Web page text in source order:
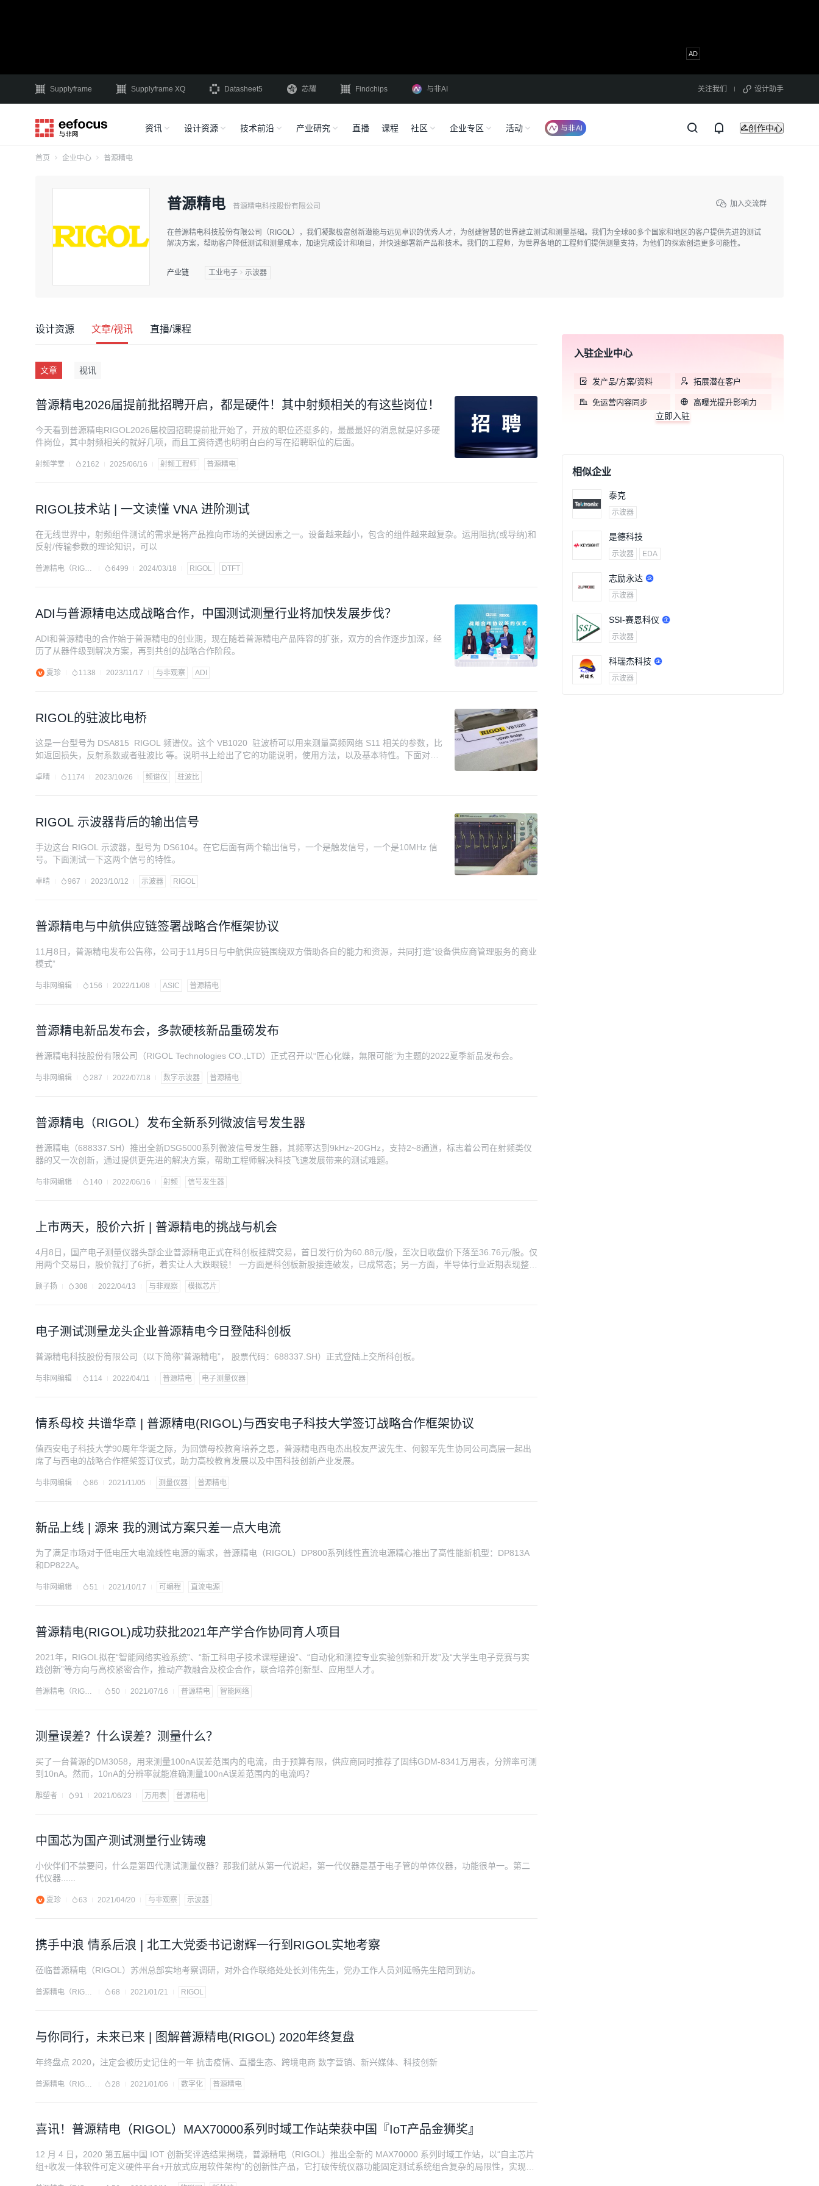
Supplyframe Supplyframe XQ Datasheet5 芯耀 Findchips 与非AI 关注我们 设计助手
资讯 设计资源 技术前沿 产业研究 直播 课程 社区 企业专区 活动 创作中心
首页 企业中心 普源精电
普源精电 普源精电科技股份有限公司 加入交流群
在普源精电科技股份有限公司（RIGOL），我们凝聚极富创新潜能与远见卓识的优秀人才，为创建智慧的世界建立测试和测量基础。我们为全球80多个国家和地区的客户提供先进的测试
解决方案，帮助客户降低测试和测量成本，加速完成设计和项目，并快速部署新产品和技术。我们的工程师，为世界各地的工程师们提供测量支持，为他们的探索创造更多可能性。
产业链 工业电子 示波器
设计资源 文章/视讯 直播/课程
文章 视讯
普源精电2026届提前批招聘开启，都是硬件！其中射频相关的有这些岗位！
今天看到普源精电RIGOL2026届校园招聘提前批开始了，开放的职位还挺多的，最最最好的消息就是好多硬
件岗位，其中射频相关的就好几项，而且工资待遇也明明白白的写在招聘职位的后面。
射频学堂 2162 2025/06/16 射频工程师 普源精电
RIGOL技术站 | 一文读懂 VNA 进阶测试
在无线世界中，射频组件测试的需求是将产品推向市场的关键因素之一。设备越来越小，包含的组件越来越复杂。运用阻抗(或导纳)和
反射/传输参数的理论知识，可以
普源精电（RIGOL） 6499 2024/03/18 RIGOL DTFT
ADI与普源精电达成战略合作，中国测试测量行业将加快发展步伐？
ADI和普源精电的合作始于普源精电的创业期，现在随着普源精电产品阵容的扩张，双方的合作逐步加深，经
历了从器件级到解决方案，再到共创的战略合作阶段。
夏珍 1138 2023/11/17 与非观察 ADI
RIGOL的驻波比电桥
这是一台型号为 DSA815 RIGOL 频谱仪。这个 VB1020 驻波桥可以用来测量高频网络 S11 相关的参数，比
如返回损失，反射系数或者驻波比 等。说明书上给出了它的功能说明，使用方法，以及基本特性。下面对其
卓晴 1174 2023/10/26 频谱仪 驻波比
RIGOL 示波器背后的输出信号
手边这台 RIGOL 示波器，型号为 DS6104。在它后面有两个输出信号，一个是触发信号，一个是10MHz 信
号。下面测试一下这两个信号的特性。
卓晴 967 2023/10/12 示波器 RIGOL
普源精电与中航供应链签署战略合作框架协议
11月8日，普源精电发布公告称，公司于11月5日与中航供应链围绕双方借助各自的能力和资源，共同打造“设备供应商管理服务的商业
模式”
与非网编辑 156 2022/11/08 ASIC 普源精电
普源精电新品发布会，多款硬核新品重磅发布
普源精电科技股份有限公司（RIGOL Technologies CO.,LTD）正式召开以“匠心化蝶，無限可能”为主题的2022夏季新品发布会。
与非网编辑 287 2022/07/18 数字示波器 普源精电
普源精电（RIGOL）发布全新系列微波信号发生器
普源精电（688337.SH）推出全新DSG5000系列微波信号发生器，其频率达到9kHz~20GHz，支持2~8通道，标志着公司在射频类仪
器的又一次创新，通过提供更先进的解决方案，帮助工程师解决科技飞速发展带来的测试难题。
与非网编辑 140 2022/06/16 射频 信号发生器
上市两天，股价六折 | 普源精电的挑战与机会
4月8日，国产电子测量仪器头部企业普源精电正式在科创板挂牌交易，首日发行价为60.88元/股，至次日收盘价下落至36.76元/股。仅
用两个交易日，股价就打了6折，着实让人大跌眼镜！ 一方面是科创板新股接连破发，已成常态；另一方面，半导体行业近期表现整体
是普源精电市值到底值几钱？抛开股价波动的情绪，笔者将从企业的基本面给大家深度剖析。
顾子扬 308 2022/04/13 与非观察 模拟芯片
电子测试测量龙头企业普源精电今日登陆科创板
普源精电科技股份有限公司（以下简称“普源精电”， 股票代码：688337.SH）正式登陆上交所科创板。
与非网编辑 114 2022/04/11 普源精电 电子测量仪器
情系母校 共谱华章 | 普源精电(RIGOL)与西安电子科技大学签订战略合作框架协议
值西安电子科技大学90周年华诞之际，为回馈母校教育培养之恩，普源精电西电杰出校友严波先生、何毅军先生协同公司高层一起出
席了与西电的战略合作框架签订仪式，助力高校教育发展以及中国科技创新产业发展。
与非网编辑 86 2021/11/05 测量仪器 普源精电
新品上线 | 源来 我的测试方案只差一点大电流
为了满足市场对于低电压大电流线性电源的需求，普源精电（RIGOL）DP800系列线性直流电源精心推出了高性能新机型：DP813A
和DP822A。
与非网编辑 51 2021/10/17 可编程 直流电源
普源精电(RIGOL)成功获批2021年产学合作协同育人项目
2021年，RIGOL拟在“智能网络实验系统”、“新工科电子技术课程建设”、“自动化和测控专业实验创新和开发”及“大学生电子竞赛与实
践创新”等方向与高校紧密合作，推动产教融合及校企合作，联合培养创新型、应用型人才。
普源精电（RIGOL） 50 2021/07/16 普源精电 智能网络
测量误差？什么误差？测量什么？
买了一台普源的DM3058，用来测量100nA误差范围内的电流，由于预算有限，供应商同时推荐了固纬GDM-8341万用表，分辨率可测
到10nA。然而，10nA的分辨率就能准确测量100nA误差范围内的电流吗？
雕塑者 91 2021/06/23 万用表 普源精电
中国芯为国产测试测量行业铸魂
小伙伴们不禁要问，什么是第四代测试测量仪器？那我们就从第一代说起，第一代仪器是基于电子管的单体仪器，功能很单一。第二
代仪器......
夏珍 63 2021/04/20 与非观察 示波器
携手中浪 情系后浪 | 北工大党委书记谢辉一行到RIGOL实地考察
莅临普源精电（RIGOL）苏州总部实地考察调研，对外合作联络处处长刘伟先生，党办工作人员刘延畅先生陪同到访。
普源精电（RIGOL） 68 2021/01/21 RIGOL
与你同行，未来已来 | 图解普源精电(RIGOL) 2020年终复盘
年终盘点 2020，注定会被历史记住的一年 抗击疫情、直播生态、跨境电商 数字营销、新兴媒体、科技创新
普源精电（RIGOL） 28 2021/01/06 数字化 普源精电
喜讯！普源精电（RIGOL）MAX70000系列时域工作站荣获中国『IoT产品金狮奖』
12 月 4 日，2020 第五届中国 IOT 创新奖评选结果揭晓，普源精电（RIGOL）推出全新的 MAX70000 系列时域工作站，以“自主芯片
组+收发一体软件可定义硬件平台+开放式应用软件架构”的创新性产品，它打破传统仪器功能固定测试系统组合复杂的局限性，实现了
入驻企业中心
发产品/方案/资料 拓展潜在客户
免运营内容同步 高曝光提升影响力
立即入驻
相似企业
泰克
示波器
是德科技
示波器 EDA
志励永达
示波器
SSI-赛恩科仪
示波器
科瑞杰科技
示波器